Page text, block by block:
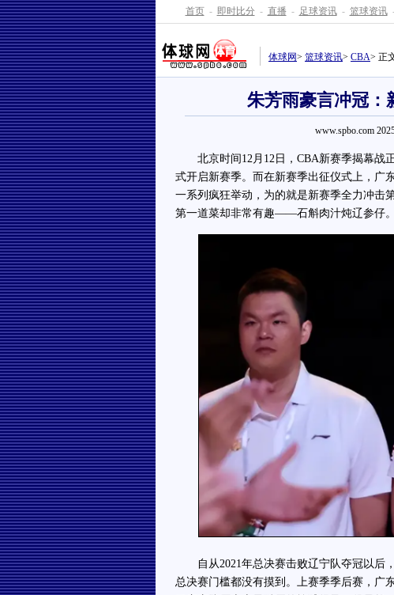
首页 - 即时比分 - 直播 - 足球资讯 - 篮球资讯
体球网> 篮球资讯> CBA> 正
朱芳雨豪言冲冠：
www.spbo.com
北京时间12月12日，CBA新赛季揭幕战
式开启新赛季。而在新赛季出征仪式上，广
一系列疯狂举动，为的就是新赛季全力冲击
第一道菜却非常有趣——石斛肉汁炖辽参仔
自从2021年总决赛击败辽宁队夺冠以后
总决赛门槛都没有摸到。上赛季季后赛，广